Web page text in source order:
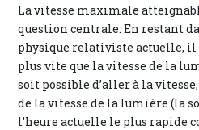
La vitesse maximale
question centrale. En restant
physique relativiste actuelle, il
plus vite que la vitesse de la
soit possible d’aller à la
de la vitesse de la lumière (la
l’heure actuelle le plus rapide